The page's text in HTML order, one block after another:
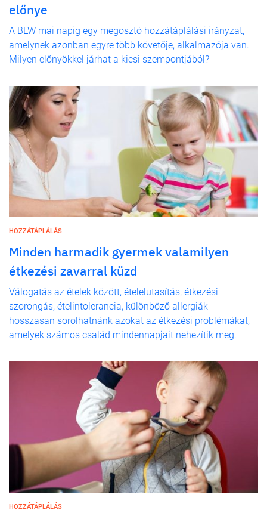
előnye
A BLW mai napig egy megosztó hozzátáplálási irányzat,
amelynek azonban egyre több követője, alkalmazója van.
Milyen előnyökkel járhat a kicsi szempontjából?
HOZZÁTÁPLÁLÁS
Minden harmadik gyermek valamilyen
étkezési zavarral küzd
Válogatás az ételek között, ételelutasítás, étkezési
szorongás, ételintolerancia, különböző allergiák -
hosszasan sorolhatnánk azokat az étkezési problémákat,
amelyek számos család mindennapjait nehezítik meg.
HOZZÁTÁPLÁLÁS